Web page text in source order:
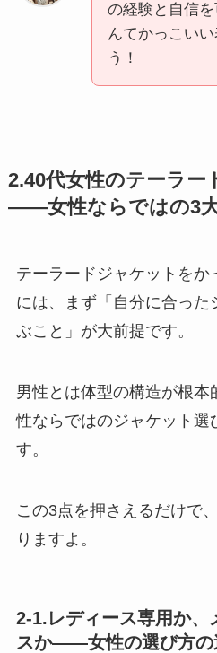
の経験と自信
んてかっこい
う！
2.40代女性のテーラー
——女性ならではの3
テーラードジャケットをか
には、まず「自分に合った
ぶこと」が大前提です。
男性とは体型の構造が根本
性ならではのジャケット選
す。
この3点を押さえるだけで
りますよ。
2-1.レディース専用か、
スか——女性の選び方の